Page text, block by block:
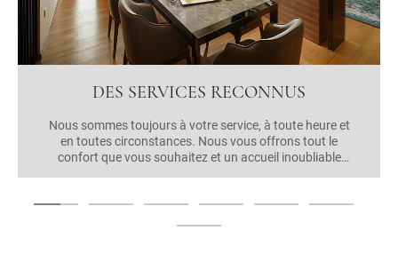
DES SERVICES RECONNUS
Nous sommes toujours à votre service, à toute heure et
en toutes circonstances. Nous vous offrons tout le
confort que vous souhaitez et un accueil inoubliable